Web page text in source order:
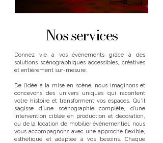
Nos services
Donnez vie à vos événements grâce à des
solutions scénographiques accessibles, créatives
et entièrement sur-mesure.
De l’idée à la mise en scène, nous imaginons et
concevons des univers uniques qui racontent
votre histoire et transforment vos espaces. Qu’il
s’agisse d’une scénographie complète, d’une
intervention ciblée en production et décoration,
ou de la location de mobilier événementiel, nous
vous accompagnons avec une approche flexible,
esthétique et adaptée à vos besoins. Chaque